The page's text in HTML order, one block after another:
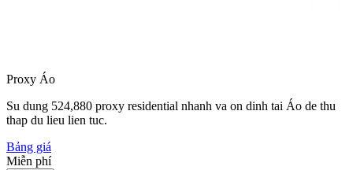
Proxy Áo
Su dung 524,880 proxy residential nhanh va on dinh tai Áo de thu
thap du lieu lien tuc.
Bảng giá
Miễn phí